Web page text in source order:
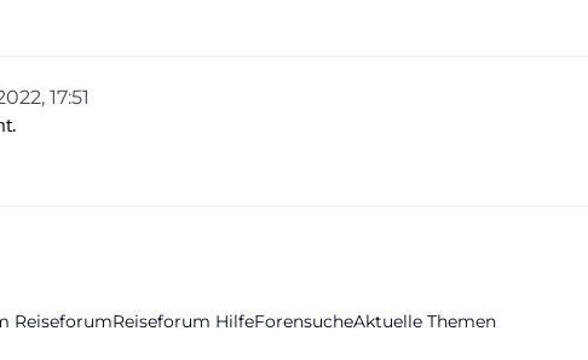
17:51
ReiseforumReiseforum HilfeForensucheAktuelle Themen